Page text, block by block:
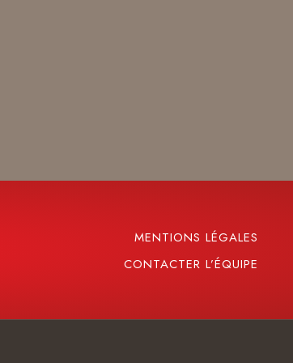
MENTIONS LÉGALES
CONTACTER L’ÉQUIPE